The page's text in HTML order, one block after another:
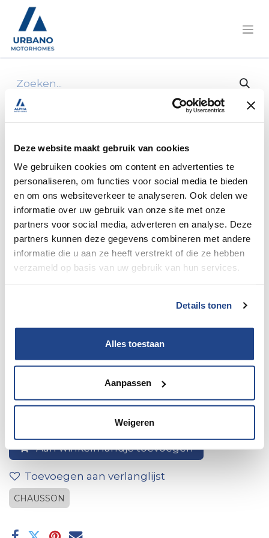
Deze website maakt gebruik van cookies
We gebruiken cookies om content en advertenties te
personaliseren, om functies voor social media te bieden
en om ons websiteverkeer te analyseren. Ook delen we
informatie over uw gebruik van onze site met onze
partners voor social media, adverteren en analyse. Deze
partners kunnen deze gegevens combineren met andere
informatie die u aan ze heeft verstrekt of die ze hebben
verzameld op basis van uw gebruik van hun services.
Details tonen
Alles toestaan
Aanpassen
Weigeren
Alle producten Acrylglas s4 raam 750x600
Acrylglas s4 raam 750x600
Aan winkelmandje toevoegen
Toevoegen aan verlanglijst
CHAUSSON